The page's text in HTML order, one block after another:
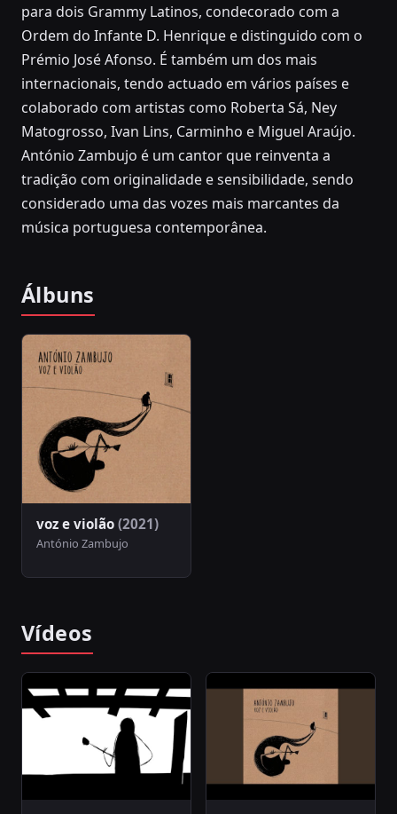
para dois Grammy Latinos, condecorado com a
Ordem do Infante D. Henrique e distinguido com o
Prémio José Afonso. É também um dos mais
internacionais, tendo actuado em vários países e
colaborado com artistas como Roberta Sá, Ney
Matogrosso, Ivan Lins, Carminho e Miguel Araújo.
António Zambujo é um cantor que reinventa a
tradição com originalidade e sensibilidade, sendo
considerado uma das vozes mais marcantes da
música portuguesa contemporânea.
Álbuns
voz e violão (2021)
António Zambujo
Vídeos